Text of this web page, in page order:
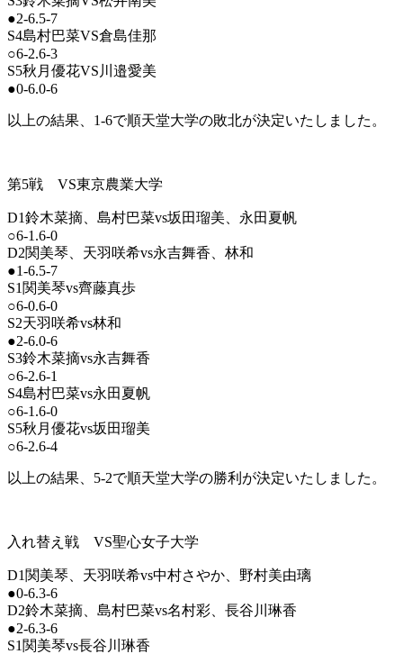
●2-6.5-7
S4島村巴菜VS倉島佳那
○6-2.6-3
S5秋月優花VS川邉愛美
●0-6.0-6
以上の結果、1-6で順天堂大学の敗北が決定いたしました。
第5戦 VS東京農業大学
D1鈴木菜摘、島村巴菜vs坂田瑠美、永田夏帆
○6-1.6-0
D2関美琴、天羽咲希vs永吉舞香、林和
●1-6.5-7
S1関美琴vs齊藤真歩
○6-0.6-0
S2天羽咲希vs林和
●2-6.0-6
S3鈴木菜摘vs永吉舞香
○6-2.6-1
S4島村巴菜vs永田夏帆
○6-1.6-0
S5秋月優花vs坂田瑠美
○6-2.6-4
以上の結果、5-2で順天堂大学の勝利が決定いたしました。
入れ替え戦 VS聖心女子大学
D1関美琴、天羽咲希vs中村さやか、野村美由璃
●0-6.3-6
D2鈴木菜摘、島村巴菜vs名村彩、長谷川琳香
●2-6.3-6
S1関美琴vs長谷川琳香